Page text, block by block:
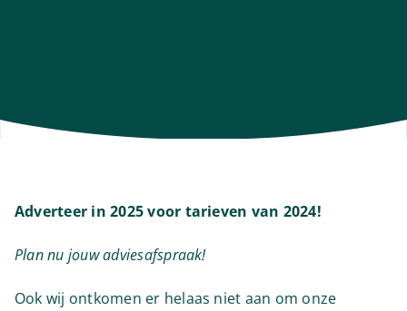
Adverteer in 2025 voor tarieven van 2024!
Plan nu jouw adviesafspraak!
Ook wij ontkomen er helaas niet aan om onze